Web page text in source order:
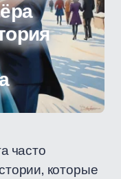
часто
которые